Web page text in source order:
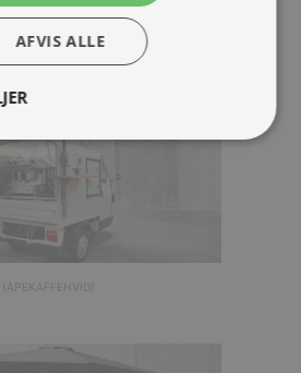
APEKAFFEHVID
AFVIS ALLE